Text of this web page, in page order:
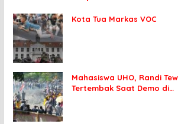
Kota Tua Markas VOC
Mahasiswa UHO, Randi
Tertembak Saat Demo di